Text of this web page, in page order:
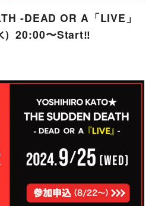
-DEAD OR A「LIVE」
）20:00〜Start‼️